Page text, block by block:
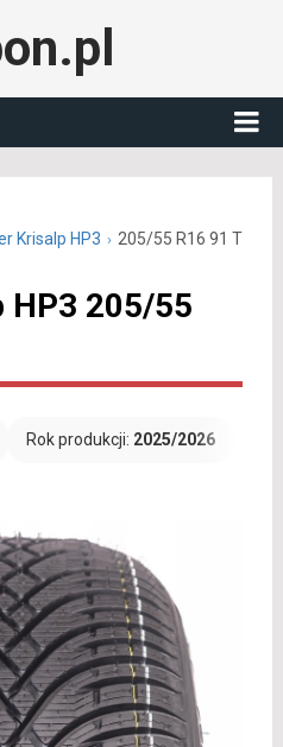
Krisalp HP3 205/55 R16 91 T
HP3 205/55
Rok produkcji: 2025/2026